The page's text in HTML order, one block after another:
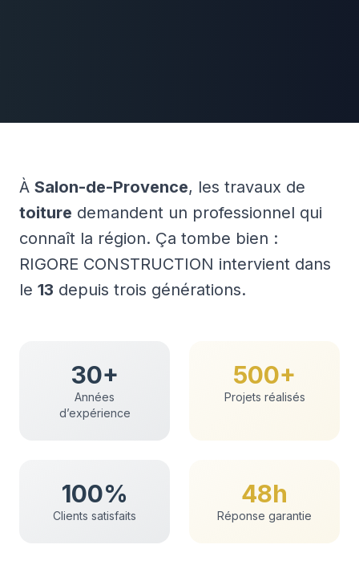
À Salon-de-Provence, les travaux de
toiture demandent un professionnel qui
connaît la région. Ça tombe bien :
RIGORE CONSTRUCTION intervient dans
le 13 depuis trois générations.
30+
Années
d’expérience
500+
Projets réalisés
100%
Clients satisfaits
48h
Réponse garantie